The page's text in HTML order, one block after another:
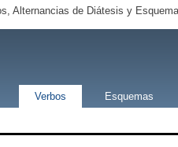
Alternancias de Diátesis y
Verbos Esquemas